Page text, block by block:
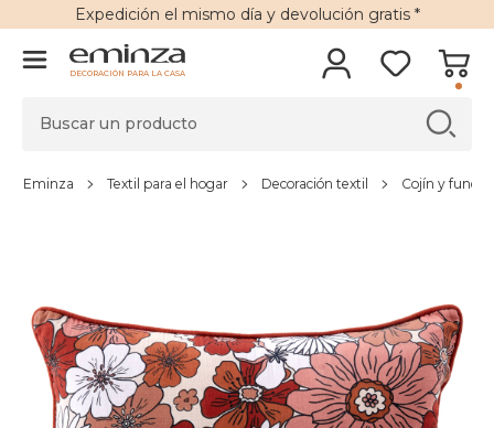
Expedición el mismo día y devolución gratis*
DECORACIÓN PARA LA CASA
Eminza Textil para el hogar Decoración textil Cojín y funda